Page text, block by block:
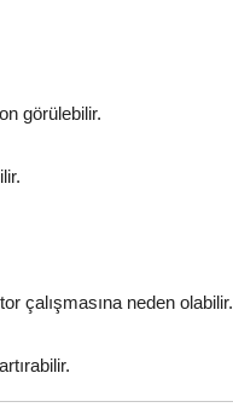
görülebilir.
çalışmasına neden olabilir.